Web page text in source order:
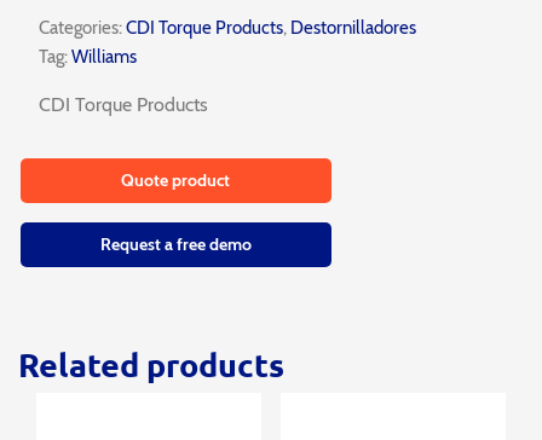
Categories:CDI Torque Products, Destornilladores
Tag:Williams
CDI Torque Products
Quote product
Request a free demo
Related products